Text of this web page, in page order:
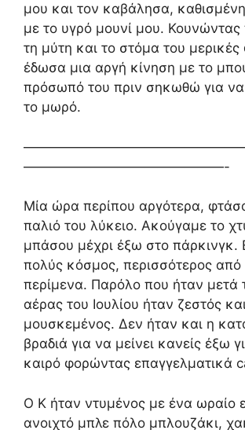
μου και τον καβάλησα,
με το υγρό μουνί μου.
τη μύτη και το στόμα του μερικές
έδωσα μια αργή κίνηση με το
πρόσωπό του πριν σηκωθώ για
το μωρό.
———————————————-
Μία ώρα περίπου αργότερα,
παλιό του λύκειο. Ακούγαμε το
μπάσου μέχρι έξω στο πάρκινγκ.
πολύς κόσμος, περισσότερος
περίμενα. Παρόλο που ήταν μετά
αέρας του Ιουλίου ήταν ζεστός
μουσκεμένος. Δεν ήταν και η
βραδιά για να μείνει κανείς έξω
καιρό φορώντας επαγγελματικά
Ο Κ ήταν ντυμένος με ένα ωραίο
ανοιχτό μπλε πόλο μπλουζάκι,